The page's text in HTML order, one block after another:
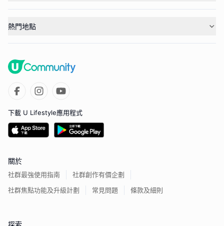
熱門地點
下載 U Lifestyle應用程式
關於
社群最強使用指南
社群創作有價企劃
社群焦點功能及升級計劃
常見問題 條款及細則
探索